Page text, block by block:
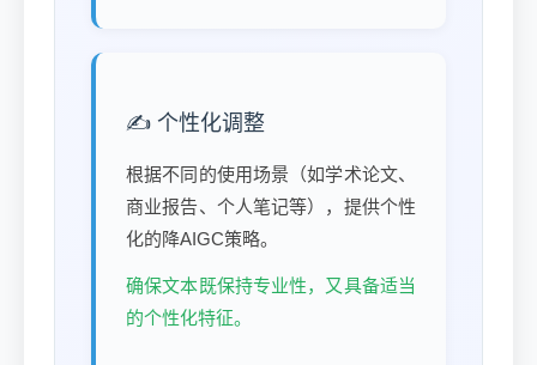
✍️ 个性化调整
根据不同的使用场景（如学术论文、
商业报告、个人笔记等），提供个性
化的降AIGC策略。
确保文本既保持专业性，又具备适当
的个性化特征。